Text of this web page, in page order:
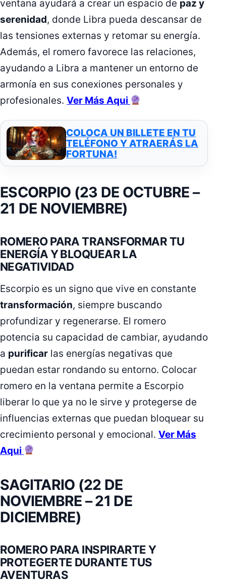
ventana ayudará a crear un espacio de paz y
serenidad, donde Libra pueda descansar de
las tensiones externas y retomar su energía.
Además, el romero favorece las relaciones,
ayudando a Libra a mantener un entorno de
armonía en sus conexiones personales y
profesionales. Ver Más Aqui
COLOCA UN BILLETE EN TU
TELÉFONO Y ATRAERÁS LA
FORTUNA!
ESCORPIO (23 DE OCTUBRE –
21 DE NOVIEMBRE)
ROMERO PARA TRANSFORMAR TU
ENERGÍA Y BLOQUEAR LA
NEGATIVIDAD
Escorpio es un signo que vive en constante
transformación, siempre buscando
profundizar y regenerarse. El romero
potencia su capacidad de cambiar, ayudando
a purificar las energías negativas que
puedan estar rondando su entorno. Colocar
romero en la ventana permite a Escorpio
liberar lo que ya no le sirve y protegerse de
influencias externas que puedan bloquear su
crecimiento personal y emocional. Ver Más
Aqui
SAGITARIO (22 DE
NOVIEMBRE – 21 DE
DICIEMBRE)
ROMERO PARA INSPIRARTE Y
PROTEGERTE DURANTE TUS
AVENTURAS